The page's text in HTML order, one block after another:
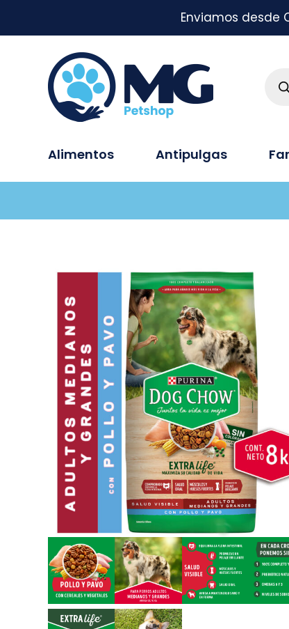
Enviamos desde
Alimentos Antipulgas